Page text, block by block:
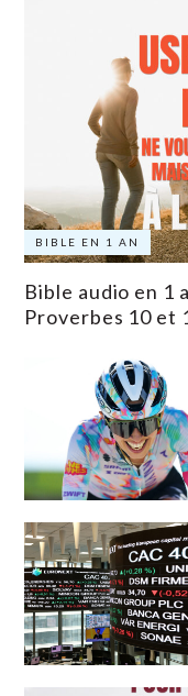
BIBLE EN 1 AN
Bible audio en 1
Proverbes 10 et